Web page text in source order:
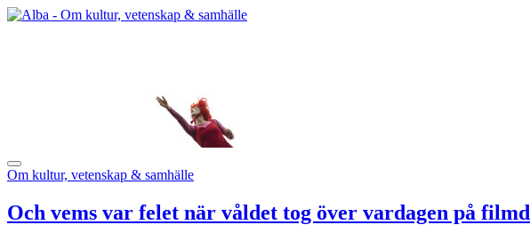
Om kultur, vetenskap & samhälle
Och vems var felet när våldet tog över vardagen på